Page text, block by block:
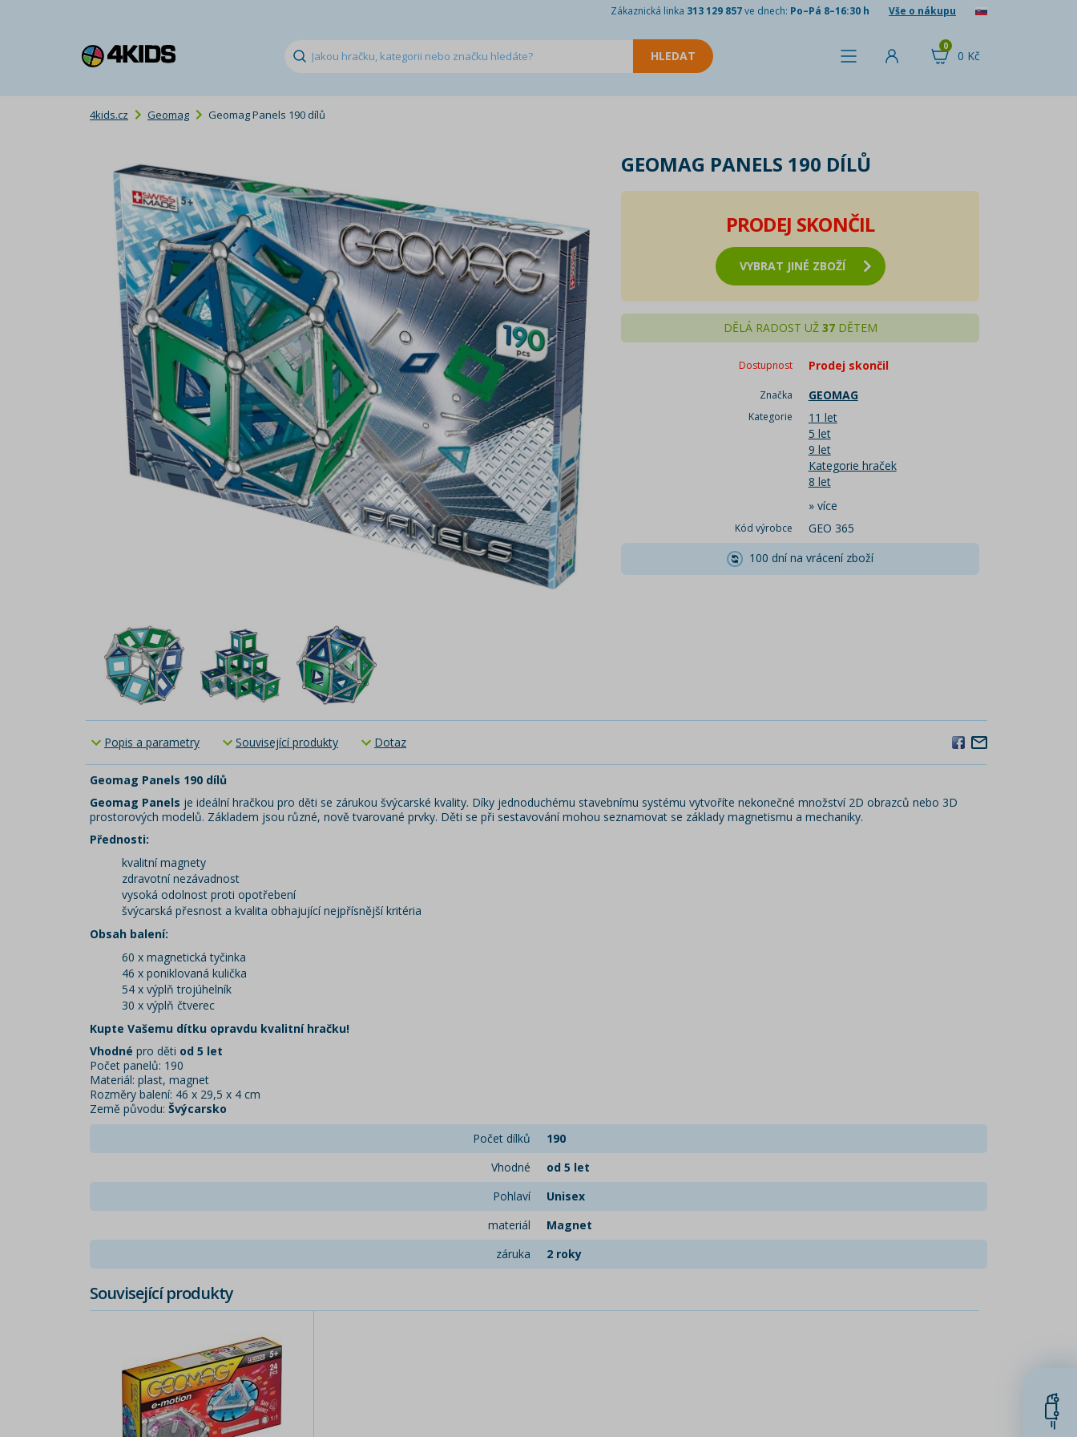
Zákaznická linka 313 129 857ve dnech: Po–Pá 8–16:30 h Vše o nákupu
0 Kč
0
4kids.cz Geomag Geomag Panels 190 dílů
GEOMAG PANELS 190 DÍLŮ
PRODEJ SKONČIL
VYBRAT JINÉ ZBOŽÍ
DĚLÁ RADOST UŽ 37DĚTEM
Dostupnost Prodej skončil
Značka GEOMAG
Kategorie
11 let
5 let
9 let
Kategorie hraček
8 let
» více
Kód výrobce
GEO 365
100 dní na vrácení zboží
Popis a parametry Související produkty Dotaz
Geomag Panels 190 dílů
Geomag Panels je ideální hračkou pro děti se zárukou švýcarské kvality. Díky jednoduchému stavebnímu systému vytvoříte nekonečné množství 2D obrazců nebo 3D
prostorových modelů. Základem jsou různé, nově tvarované prvky. Děti se při sestavování mohou seznamovat se základy magnetismu a mechaniky.
Přednosti:
kvalitní magnety
zdravotní nezávadnost
vysoká odolnost proti opotřebení
švýcarská přesnost a kvalita obhajující nejpřísnější kritéria
Obsah balení:
60 x magnetická tyčinka
46 x poniklovaná kulička
54 x výplň trojúhelník
30 x výplň čtverec
Kupte Vašemu dítku opravdu kvalitní hračku!
Vhodné pro děti od 5 let
Počet panelů: 190
Materiál: plast, magnet
Rozměry balení: 46 x 29,5 x 4 cm
Země původu: Švýcarsko
Počet dílků
190
Vhodné
od 5 let
Pohlaví
Unisex
materiál
Magnet
záruka
2 roky
Související produkty